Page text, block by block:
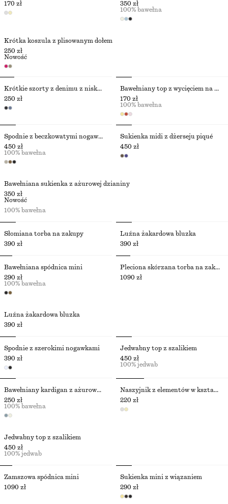
Krótka koszula z plisowanym dołem
250 zł
Nowość
170 zł
350 zł
100% bawełna
Bawełniana sukienka z ażurowej dzianiny
350 zł
Nowość
100% bawełna
Krótkie szorty z denimu z niską talią
250 zł
Bawełniany top z wycięciem na plecach
170 zł
100% bawełna
Spodnie z beczkowatymi nogawkami
450 zł
100% bawełna
Sukienka midi z dżerseju piqué
450 zł
Słomiana torba na zakupy
390 zł
Luźna żakardowa bluzka
390 zł
Luźna żakardowa bluzka
390 zł
Bawełniana spódnica mini
290 zł
100% bawełna
Pleciona skórzana torba na zakupy
1090 zł
Jedwabny top z szalikiem
450 zł
100% jedwab
Spodnie z szerokimi nogawkami
390 zł
Jedwabny top z szalikiem
450 zł
100% jedwab
Bawełniany kardigan z ażurowej dzianiny
250 zł
100% bawełna
Naszyjnik z elementów w kształcie muszli
220 zł
Zamszowa spódnica mini
1090 zł
Sukienka mini z wiązaniem
290 zł